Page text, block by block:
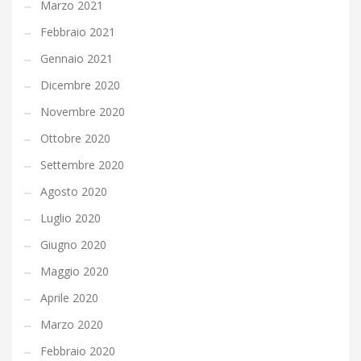
Marzo 2021
Febbraio 2021
Gennaio 2021
Dicembre 2020
Novembre 2020
Ottobre 2020
Settembre 2020
Agosto 2020
Luglio 2020
Giugno 2020
Maggio 2020
Aprile 2020
Marzo 2020
Febbraio 2020